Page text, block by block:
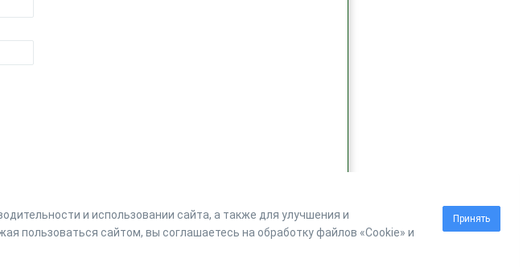
Pad
и использовании сайта, а также для улучшения и
пользоваться сайтом, вы соглашаетесь на обработку файлов «Cookie» и
Принять